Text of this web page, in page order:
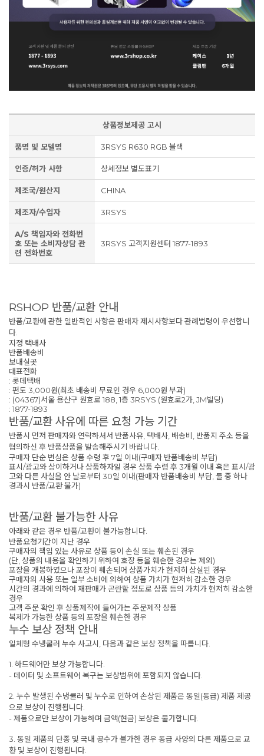
상품정보제공 고시
품명 및 모델명 3RSYS R630 RGB 블랙
인증/허가 사항 상세정보 별도표기
제조국/원산지 CHINA
제조자/수입자 3RSYS
A/S 책임자와 전화번
호 또는 소비자상담 관
련 전화번호
3RSYS 고객지원센터 1877-1893
RSHOP 반품/교환 안내
반품/교환에 관한 일반적인 사항은 판매자 제시사항보다 관례법령이 우선합니
다.
지정 택배사
반품배송비
보내실곳
대표전화
: 롯데택배
: 편도 3,000원(최초 배송비 무료인 경우 6,000원 부과)
: (04367)서울 용산구 원효로 188, 1층 3RSYS (원효로2가, JM빌딩)
: 1877-1893
반품/교환 사유에 따른 요청 가능 기간
반품시 먼저 판매자와 연락하셔서 반품사유, 택배사, 배송비, 반품지 주소 등을
협의하신 후 반품상품을 발송해주시기 바랍니다.
구매자 단순 변심은 상품 수령 후 7일 이내(구매자 반품배송비 부담)
표시/광고와 상이하거나 상품하자일 경우 상품 수령 후 3개월 이내 혹은 표시/광
고와 다른 사실을 안 날로부터 30일 이내(판매자 반품배송비 부담, 둘 중 하나
경과시 반품/교환 불가)
반품/교환 불가능한 사유
아래와 같은 경우 반품/교환이 불가능합니다.
반품요청기간이 지난 경우
구매자의 책임 있는 사유로 상품 등이 손실 또는 훼손된 경우
(단, 상품의 내용을 확인하기 위하여 호장 등을 훼손한 경우는 제외)
포장을 개봉하였으나 포장이 훼손되어 상품가치가 현저히 상실된 경우
구매자의 사용 또는 일부 소비에 의하여 상품 가치가 현저히 감소한 경우
시간의 경과에 의하여 재판매가 곤란할 정도로 상품 등의 가치가 현저히 감소한
경우
고객 주문 확인 후 상품제작에 들어가는 주문제작 상품
복제가 가능한 상품 등의 포장을 훼손한 경우
누수 보상 정책 안내
일체형 수냉쿨러 누수 사고시, 다음과 같은 보상 정책을 따릅니다.
1. 하드웨어만 보상 가능합니다.
- 데이터 및 소프트웨어 복구는 보상범위에 포함되지 않습니다.
2. 누수 발생된 수냉쿨러 및 누수로 인하여 손상된 제품은 동일(동급) 제품 제공
으로 보상이 진행됩니다.
- 제품으로만 보상이 가능하며 금액(현금) 보상은 불가합니다.
3. 동일 제품의 단종 및 국내 공수가 불가한 경우 동급 사양의 다른 제품으로 교
환 및 보상이 진행됩니다.